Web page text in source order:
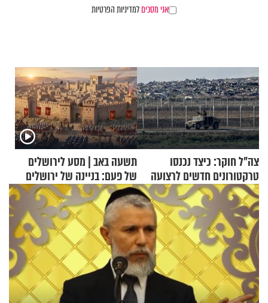
אני מסכיםלמדיניות הפרטיות
צה"ל חוקר: כיצד נכנסו
טרקטורונים חדשים לרצועה
תשעה באב | מסע לירושלים
של פעם: בניינה של ירושלים